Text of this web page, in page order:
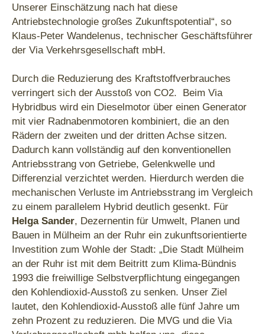
Unserer Einschätzung nach hat diese
Antriebstechnologie großes Zukunftspotential“, so
Klaus-Peter Wandelenus, technischer Geschäftsführer
der Via Verkehrsgesellschaft mbH.
Durch die Reduzierung des Kraftstoffverbrauches
verringert sich der Ausstoß von CO2. Beim Via
Hybridbus wird ein Dieselmotor über einen Generator
mit vier Radnabenmotoren kombiniert, die an den
Rädern der zweiten und der dritten Achse sitzen.
Dadurch kann vollständig auf den konventionellen
Antriebsstrang von Getriebe, Gelenkwelle und
Differenzial verzichtet werden. Hierdurch werden die
mechanischen Verluste im Antriebsstrang im Vergleich
zu einem parallelem Hybrid deutlich gesenkt. Für
Helga Sander, Dezernentin für Umwelt, Planen und
Bauen in Mülheim an der Ruhr ein zukunftsorientierte
Investition zum Wohle der Stadt: „Die Stadt Mülheim
an der Ruhr ist mit dem Beitritt zum Klima-Bündnis
1993 die freiwillige Selbstverpflichtung eingegangen
den Kohlendioxid-Ausstoß zu senken. Unser Ziel
lautet, den Kohlendioxid-Ausstoß alle fünf Jahre um
zehn Prozent zu reduzieren. Die MVG und die Via